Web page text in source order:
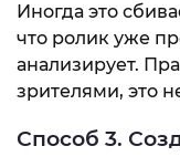
Иногда это
что ролик уже
анализирует.
зрителями, это
Способ 3.